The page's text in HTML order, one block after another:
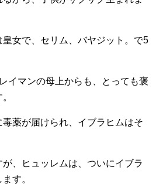
皇女で、セリム、バヤジット。で5
イマンの母上からも、とっても褒
薬が届けられ、イブラヒムはそ
、ヒュッレムは、ついにイブラ
す。